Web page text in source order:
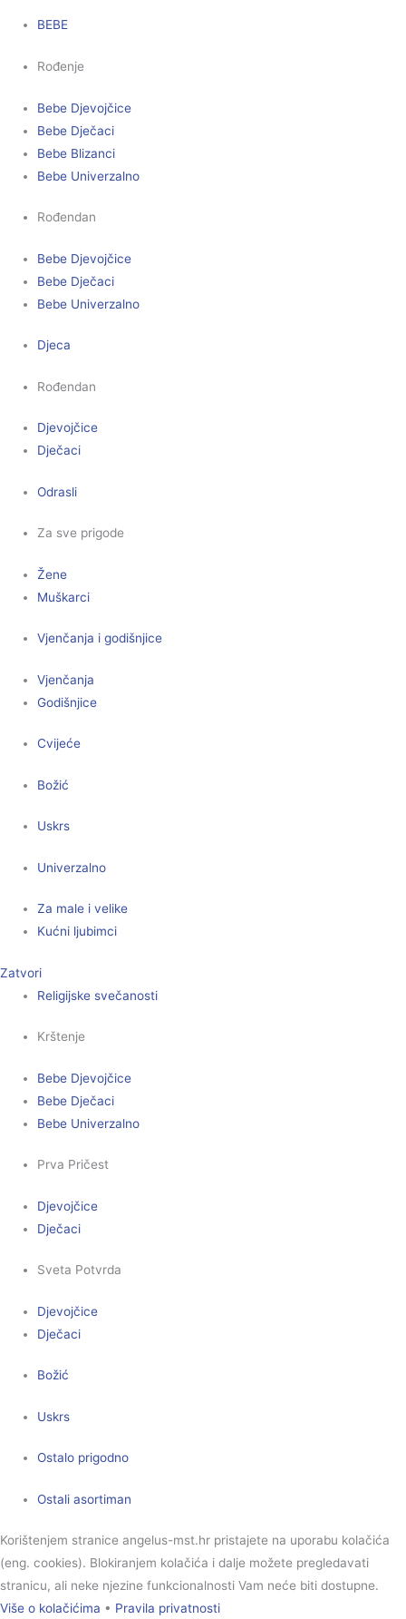
BEBE
Rođenje
Bebe Djevojčice
Bebe Dječaci
Bebe Blizanci
Bebe Univerzalno
Rođendan
Bebe Djevojčice
Bebe Dječaci
Bebe Univerzalno
Djeca
Rođendan
Djevojčice
Dječaci
Odrasli
Za sve prigode
Žene
Muškarci
Vjenčanja i godišnjice
Vjenčanja
Godišnjice
Cvijeće
Božić
Uskrs
Univerzalno
Za male i velike
Kućni ljubimci
Zatvori
Religijske svečanosti
Krštenje
Bebe Djevojčice
Bebe Dječaci
Bebe Univerzalno
Prva Pričest
Djevojčice
Dječaci
Sveta Potvrda
Djevojčice
Dječaci
Božić
Uskrs
Ostalo prigodno
Ostali asortiman
Korištenjem stranice angelus-mst.hr pristajete na uporabu kolačića
(eng. cookies). Blokiranjem kolačića i dalje možete pregledavati
stranicu, ali neke njezine funkcionalnosti Vam neće biti dostupne.
Više o kolačićima • Pravila privatnosti